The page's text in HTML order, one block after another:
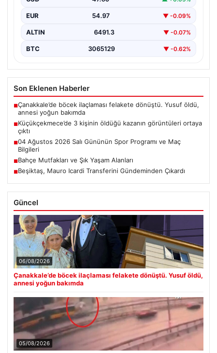
Görüntüleriyle Ortaya Çıktı”,…
EUR 54.97 ▼ -0.09%
ALTIN 6491.3 ▼ -0.07%
BTC 3065129 ▼ -0.62%
Son Eklenen Haberler
■Çanakkale’de böcek ilaçlaması felakete dönüştü. Yusuf öldü,
annesi yoğun bakımda
■Küçükçekmece’de 3 kişinin öldüğü kazanın görüntüleri ortaya
çıktı
■04 Ağustos 2026 Salı Gününün Spor Programı ve Maç
Bilgileri
■Bahçe Mutfakları ve Şık Yaşam Alanları
■Beşiktaş, Mauro Icardi Transferini Gündeminden Çıkardı
Güncel
06/08/2026
Çanakkale’de böcek ilaçlaması felakete dönüştü. Yusuf öldü,
annesi yoğun bakımda
05/08/2026